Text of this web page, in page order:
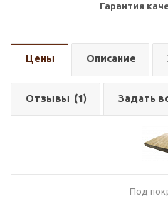
Гарантия
Цены Описание
Отзывы (1) Задать
Под